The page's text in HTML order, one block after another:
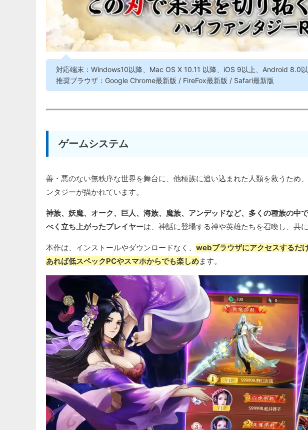
対応端末：Windows10以降、Mac OS X 10.11 以降、iOS 9以上、Android 8.0
推奨ブラウザ：Google Chrome最新版 / FireFox最新版 / Safari最新版
ゲームシステム
善・悪のない無秩序な世界を舞台に、他種族に追い込まれた人類を救うため
ンタジーが描かれています。
神族、妖魔、オーク、巨人、海族、魔族、アンデッドなど、多くの種族の中
べく立ち上がったプレイヤーは、神話に登場する神や英雄たちを召喚し、共
本作は、インストールやダウンロードなく、 webブラウザにアクセスするだ
あれば低スペックPCやスマホからでも楽しめます。